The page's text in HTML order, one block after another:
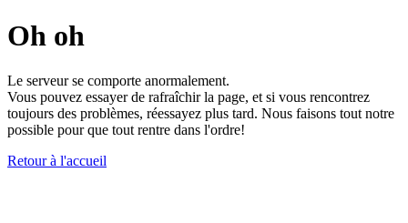
Oh oh
Le serveur se comporte anormalement.
Vous pouvez essayer de rafraîchir la page, et si vous rencontrez
toujours des problèmes, réessayez plus tard. Nous faisons tout notre
possible pour que tout rentre dans l'ordre!
Retour à l'accueil